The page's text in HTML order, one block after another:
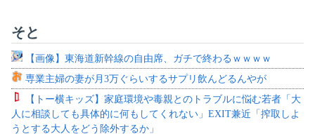
そと
【画像】東海道新幹線の自由席、ガチで終わるｗｗｗｗ
専業主婦の妻が月3万ぐらいするサプリ飲んどるんやが
【トー横キッズ】家庭環境や毒親とのトラブルに悩む若者「大
人に相談しても具体的に何もしてくれない」EXIT兼近「搾取しよ
うとする大人をどう除外するか」